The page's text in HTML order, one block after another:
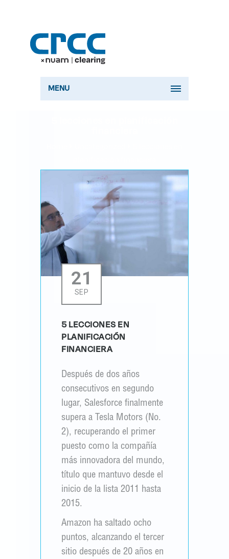
MENU
21
SEP
5 LECCIONES EN
PLANIFICACIÓN
FINANCIERA
Después de dos años
consecutivos en segundo
lugar, Salesforce finalmente
supera a Tesla Motors (No.
2), recuperando el primer
puesto como la compañía
más innovadora del mundo,
título que mantuvo desde el
inicio de la lista 2011 hasta
2015.
Amazon ha saltado ocho
puntos, alcanzando el tercer
sitio después de 20 años en